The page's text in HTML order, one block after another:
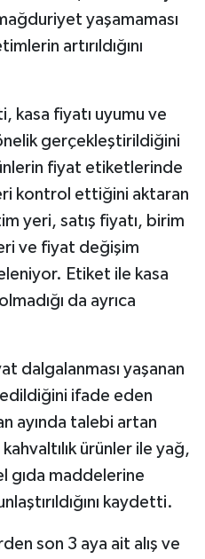
yaşamaması
artırıldığını
kasa fiyatı uyumu ve
gerçekleştirildiğini
fiyat etiketlerinde
kontrol ettiğini aktaran
yeri, satış fiyatı, birim
ve fiyat değişim
Etiket ile kasa
da ayrıca
dalgalanması yaşanan
ifade eden
ayında talebi artan
ürünler ile yağ,
gıda maddelerine
kaydetti.
son 3 aya ait alış ve